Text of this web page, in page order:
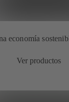
economía
Ver productos